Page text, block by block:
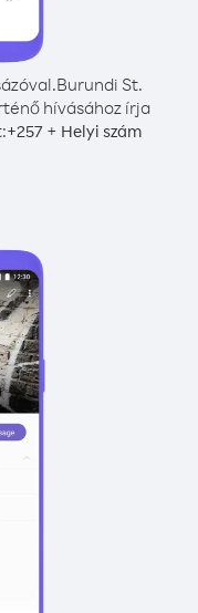
Burundi St.
hívásához írja
+257+ Helyi szám